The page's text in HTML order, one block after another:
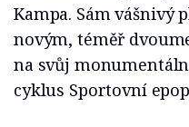
Kampa. Sám vášnivý
novým, téměř
na svůj
cyklus Sportovní